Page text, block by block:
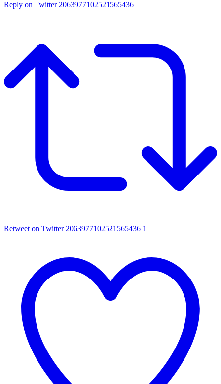
Reply on Twitter 2063977102521565436
Retweet on Twitter 2063977102521565436 1